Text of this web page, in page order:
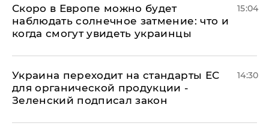
Скоро в Европе можно будет
наблюдать солнечное затмение: что и
когда смогут увидеть украинцы
15:04
Украина переходит на стандарты ЕС
для органической продукции -
Зеленский подписал закон
14:30